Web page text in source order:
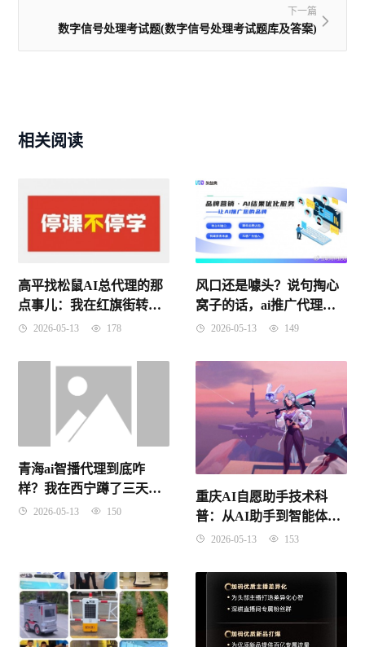
下一篇
数字信号处理考试题(数字信号处理考试题库及答案)
相关阅读
高平找松鼠AI总代理的那
点事儿：我在红旗街转了
三圈才搞明白！
2026-05-13 178
风口还是噱头？说句掏心
窝子的话，ai推广代理可
以做吗？
2026-05-13 149
青海ai智播代理到底咋
样？我在西宁蹲了三天，
把实话全撂这儿了
2026-05-13 150
重庆AI自愿助手技术科
普：从AI助手到智能体的
范式革命（2026年4月）
2026-05-13 153